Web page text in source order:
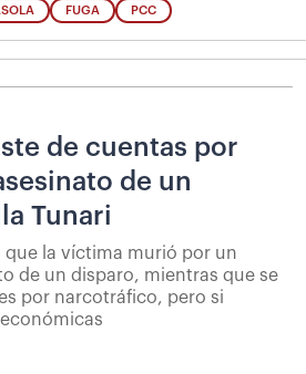
FUGA PCC
de cuentas por
de un
Tunari
que la víctima murió por un
de un disparo, mientras que se
por narcotráfico, pero si